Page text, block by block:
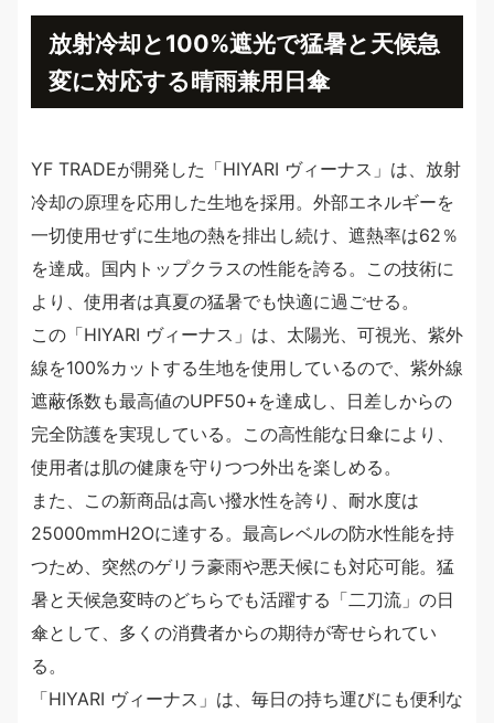
放射冷却と100%遮光で猛暑と天候急
変に対応する晴雨兼用日傘
YF TRADEが開発した「HIYARI ヴィーナス」は、放射
冷却の原理を応用した生地を採用。外部エネルギーを
一切使用せずに生地の熱を排出し続け、遮熱率は62％
を達成。国内トップクラスの性能を誇る。この技術に
より、使用者は真夏の猛暑でも快適に過ごせる。
この「HIYARI ヴィーナス」は、太陽光、可視光、紫外
線を100%カットする生地を使用しているので、紫外線
遮蔽係数も最高値のUPF50+を達成し、日差しからの
完全防護を実現している。この高性能な日傘により、
使用者は肌の健康を守りつつ外出を楽しめる。
また、この新商品は高い撥水性を誇り、耐水度は
25000mmH2Oに達する。最高レベルの防水性能を持
つため、突然のゲリラ豪雨や悪天候にも対応可能。猛
暑と天候急変時のどちらでも活躍する「二刀流」の日
傘として、多くの消費者からの期待が寄せられてい
る。
「HIYARI ヴィーナス」は、毎日の持ち運びにも便利な